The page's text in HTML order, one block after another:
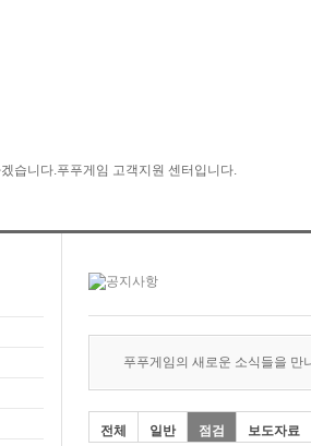
푸푸게임의 새로운 소식들을 만
전체 일반 점검 보도자료